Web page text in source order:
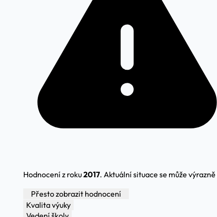
Hodnocení z roku2017. Aktuální situace se může
Přesto zobrazit hodnocení
Kvalita výuky